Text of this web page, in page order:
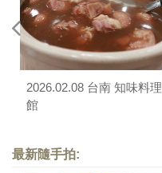
2026.02.08 台南 知味料理
館
最新隨手拍: